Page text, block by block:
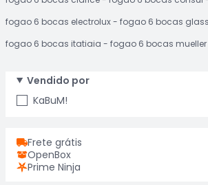
Mais Vendidos
fogao 6 bocas electrolux
fogao 6 bocas glass
fogao 6 bocas itatiaia
fogao 6 bocas mueller
Vendido por
KaBuM!
Frete grátis
OpenBox
Prime Ninja